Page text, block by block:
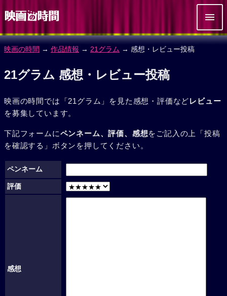
映画の時間 → 作品情報 → 21グラム → 感想・レビュー投稿
21グラム 感想・レビュー投稿
映画の時間では「21グラム」を見た感想・評価などレビュー
を募集しています。
下記フォームにペンネーム、評価、感想をご記入の上「投稿
を確認する」ボタンを押してください。
ペンネーム
評価
感想